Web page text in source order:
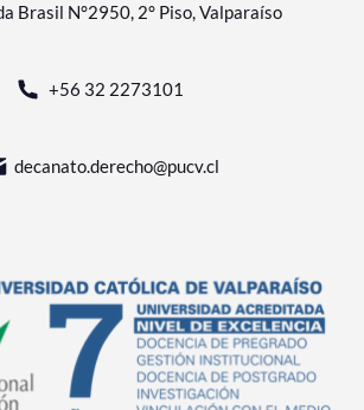
Brasil N°2950, 2° Piso, Valparaíso
+56 32 2273101
decanato.derecho@pucv.cl